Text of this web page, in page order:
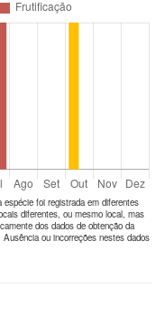
espécie foi registrada em diferentes
diferentes, ou mesmo local, mas
dos dados de obtenção da
ou incorreções nestes dados